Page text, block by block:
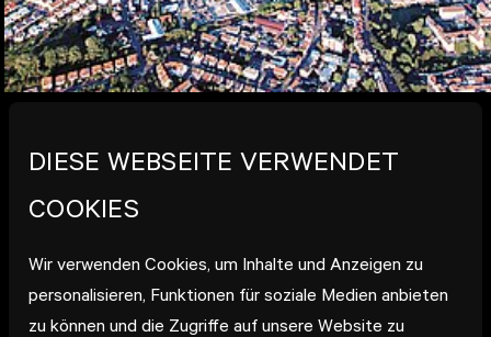
DIESE WEBSEITE VERWENDET
COOKIES
Wir verwenden Cookies, um Inhalte und Anzeigen zu
personalisieren, Funktionen für soziale Medien anbieten
zu können und die Zugriffe auf unsere Website zu
ZWISCHEN REALITÄT UND
VISION
Als Schlüsselprojekt der städtischen Entwicklung soll
das sechs Hektar große Gelände der „Alten Erlus-